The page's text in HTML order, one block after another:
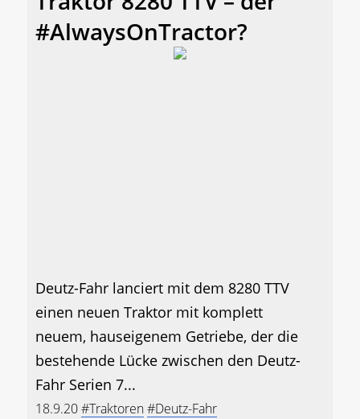
#AlwaysOnTractor?
Deutz-Fahr lanciert mit dem 8280 TTV
einen neuen Traktor mit komplett
neuem, hauseigenem Getriebe, der die
bestehende Lücke zwischen den Deutz-
Fahr Serien 7...
18.9.20#Traktoren#Deutz-Fahr